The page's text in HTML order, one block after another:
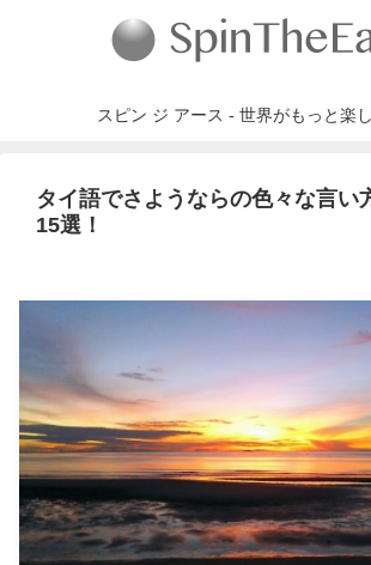
スピン ジ アース - 世界がもっと楽
タイ語でさようならの色々な言い
15選！